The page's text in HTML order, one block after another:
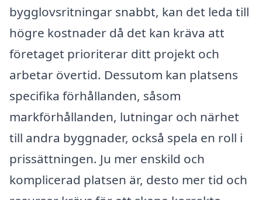
bygglovsritningar snabbt, kan det leda till
högre kostnader då det kan kräva att
företaget prioriterar ditt projekt och
arbetar övertid. Dessutom kan platsens
specifika förhållanden, såsom
markförhållanden, lutningar och närhet
till andra byggnader, också spela en roll i
prissättningen. Ju mer enskild och
komplicerad platsen är, desto mer tid och